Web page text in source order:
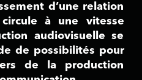
d’une relation
à une vitesse
audiovisuelle se
de possibilités pour
de la production